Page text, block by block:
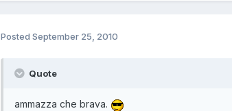
Posted September 25, 2010
Quote
ammazza che brava.